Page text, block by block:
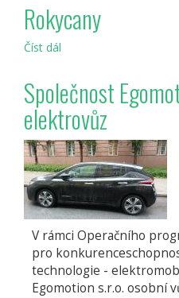
díky
dotacím
Rokycany
Číst dál
Společnost
elektrovůz
V rámci Operačního
pro
technologie -
Egomotion s.r.o. osobní